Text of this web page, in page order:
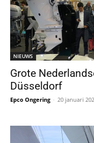
NIEUWS
Grote
Düsseldorf
Epco Ongering - 20 januari